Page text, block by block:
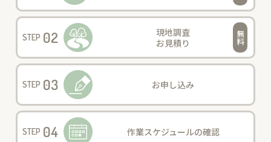
STEP 02
現地調査
お見積り
STEP 03 お申し込み
STEP 04 作業スケジュールの確認